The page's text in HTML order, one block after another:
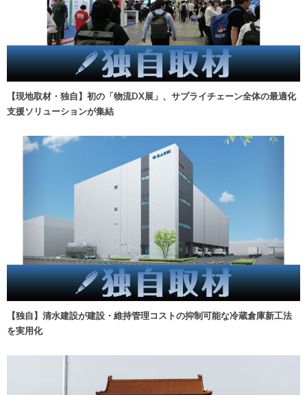
【現地取材・独自】初の「物流DX展」、サプライチェーン全体の最適化
支援ソリューションが集結
【独自】清水建設が建設・維持管理コストの抑制可能な冷蔵倉庫新工法
を実用化